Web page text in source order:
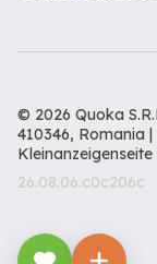
© 2026 Quoka
410346, Romania
Kleinanzeigenseite
26.08.06.c0c206c